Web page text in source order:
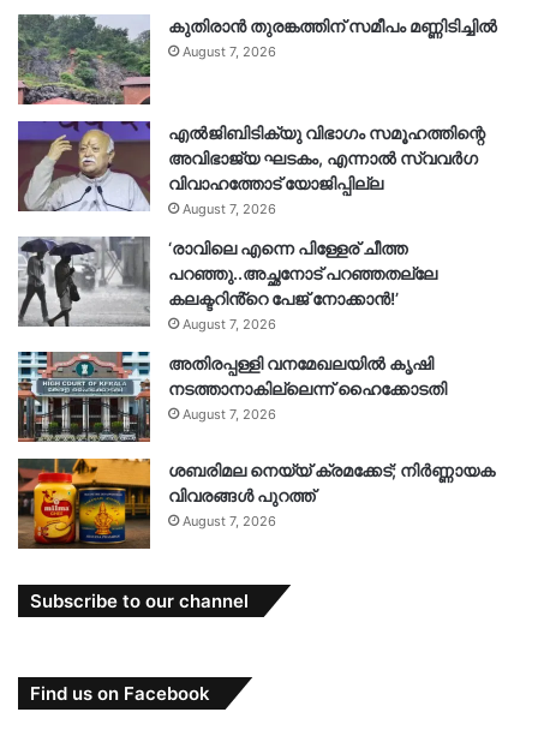
കുതിരാൻ തുരങ്കത്തിന് സമീപം മണ്ണിടിച്ചിൽ
August 7, 2026
എൽജിബിടിക്യു വിഭാഗം സമൂഹത്തിന്റെ
അവിഭാജ്യ ഘടകം, എന്നാൽ സ്വവർഗ
വിവാഹത്തോട് യോജിപ്പില്ല
August 7, 2026
‘രാവിലെ എന്നെ പിള്ളേര് ചീത്ത
പറഞ്ഞു..അച്ഛനോട് പറഞ്ഞതല്ലേ
കലക്ടറിൻ്റെ പേജ് നോക്കാൻ!’
August 7, 2026
അതിരപ്പള്ളി വനമേഖലയിൽ കൃഷി
നടത്താനാകില്ലെന്ന് ഹൈക്കോടതി
August 7, 2026
ശബരിമല നെയ്യ് ക്രമക്കേട്; നിർണ്ണായക
വിവരങ്ങൾ പുറത്ത്
August 7, 2026
Subscribe to our channel
Find us on Facebook